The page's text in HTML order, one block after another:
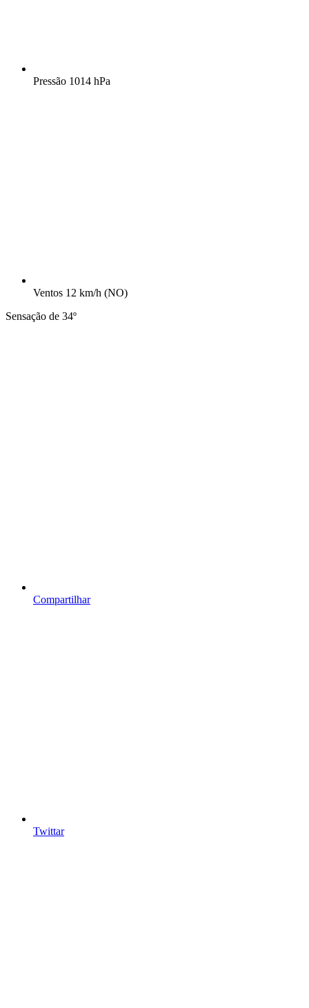
Pressão 1014 hPa
Ventos 12 km/h (NO)
Sensação de 34º
Compartilhar
Twittar